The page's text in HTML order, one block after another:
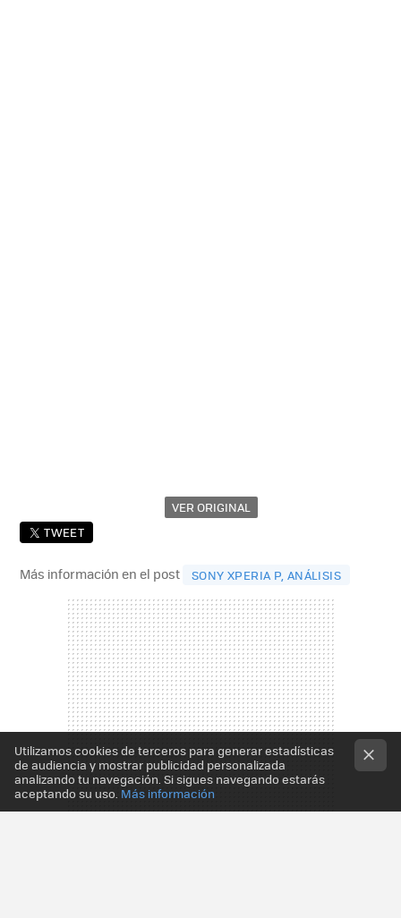
VER ORIGINAL
TWEET
Más información en el post SONY XPERIA P, ANÁLISIS
Utilizamos cookies de terceros para generar estadísticas
de audiencia y mostrar publicidad personalizada
analizando tu navegación. Si sigues navegando estarás
aceptando su uso. Más información